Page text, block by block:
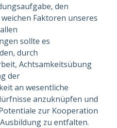
den
Faktoren unseres
sollte es
durch
Achtsamkeitsübung
der
an wesentliche
anzuknüpfen und
zur Kooperation
zu entfalten.